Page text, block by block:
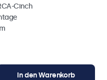
Cinch
In den Warenkorb